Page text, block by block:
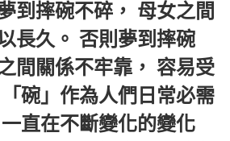
到摔碗不碎， 母女之間
長久。 否則夢到摔碗
間關係不牢靠， 容易受
碗」作為人們日常必需
直在不斷變化的變化